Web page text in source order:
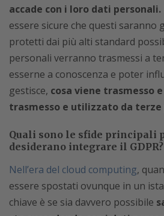
accade con i loro dati personali.
essere sicure che questi saranno
protetti dai più alti standard
personali verranno trasmessi a
esserne a conoscenza e poter
gestisce, cosa viene trasmesso
trasmesso e utilizzato da
Quali sono le sfide principali
desiderano integrare il GDPR?
Nell’era del cloud computing,
essere spostati ovunque in un
chiave è se sia davvero possibile